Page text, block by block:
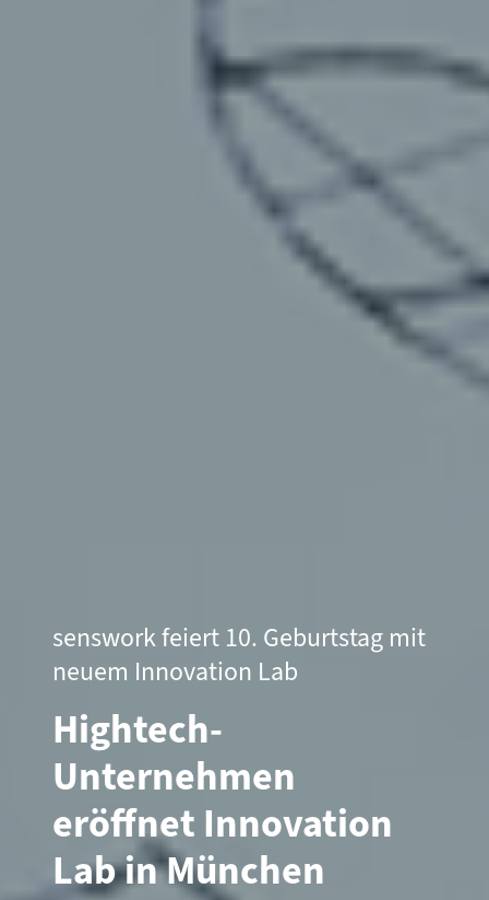
senswork feiert 10. Geburtstag mit
neuem Innovation Lab
Hightech-
Unternehmen
eröffnet Innovation
Lab in München